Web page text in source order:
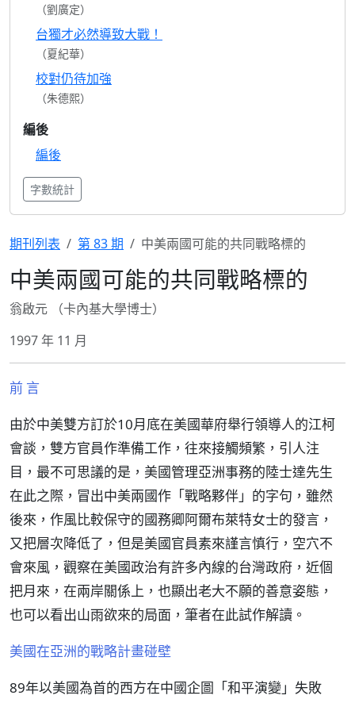
（劉廣定）
台獨才必然導致大戰！
（夏紀華）
校對仍待加強
（朱德熙）
編後
編後
字數統計
期刊列表 第 83 期 中美兩國可能的共同戰略標的
中美兩國可能的共同戰略標的
翁啟元 （卡內基大學博士）
1997 年 11 月
前 言
由於中美雙方訂於10月底在美國華府舉行領導人的江柯
會談，雙方官員作準備工作，往來接觸頻繁，引人注
目，最不可思議的是，美國管理亞洲事務的陸士達先生
在此之際，冒出中美兩國作「戰略夥伴」的字句，雖然
後來，作風比較保守的國務卿阿爾布萊特女士的發言，
又把層次降低了，但是美國官員素來謹言慎行，空穴不
會來風，觀察在美國政治有許多內線的台灣政府，近個
把月來，在兩岸關係上，也顯出老大不願的善意姿態，
也可以看出山雨欲來的局面，筆者在此試作解讀。
美國在亞洲的戰略計畫碰壁
89年以美國為首的西方在中國企圖「和平演變」失敗